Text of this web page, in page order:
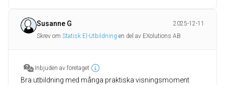
Susanne G
2025-12-11
Skrev om Statisk El-Utbildning en del av EXolutions AB
Inbjuden av företaget
Bra utbildning med många praktiska visningsmoment